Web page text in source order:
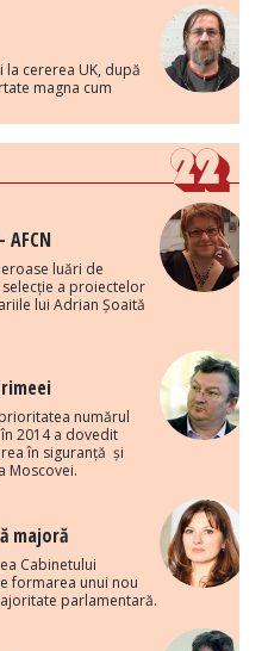
la cererea UK, după
magna cum
luări de
a proiectelor
lui Adrian Șoaită
numărul
2014 a dovedit
în siguranță și
Moscovei.
majoră
Cabinetului
formarea unui nou
parlamentară.